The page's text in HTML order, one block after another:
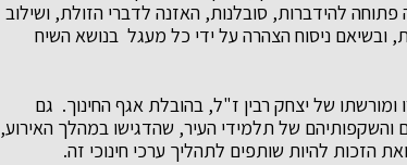
להידברות, סובלנות, האזנה לדברי הזולת, ושילוב
ובשיאם ניסוח הצהרה על ידי כל מעגל בנושא השיח
של יצחק רבין ז"ל, בהובלת אגף החינוך. גם
והשקפותיהם של תלמידי העיר, שהדגישו במהלך האירוע,
הזכות להיות שותפים לתהליך ערכי חינוכי זה.